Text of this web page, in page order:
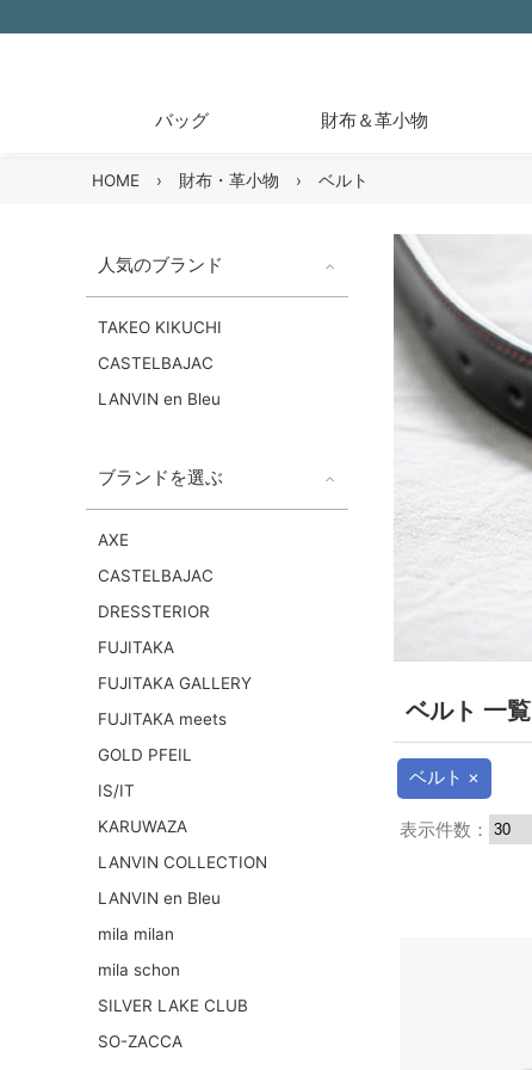
バッグ 財布＆革小物
HOME › 財布・革小物 › ベルト
人気のブランド
TAKEO KIKUCHI
CASTELBAJAC
LANVIN en Bleu
ブランドを選ぶ
AXE
CASTELBAJAC
DRESSTERIOR
FUJITAKA
FUJITAKA GALLERY
FUJITAKA meets
GOLD PFEIL
IS/IT
KARUWAZA
LANVIN COLLECTION
LANVIN en Bleu
mila milan
mila schon
SILVER LAKE CLUB
SO-ZACCA
ベルト 一覧
ベルト ×
表示件数：